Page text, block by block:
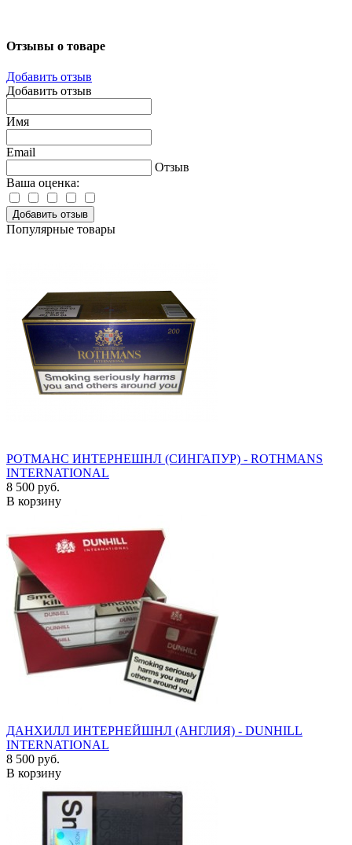
Отзывы о товаре
Добавить отзыв
Добавить отзыв
Имя
Email
Отзыв
Ваша оценка:
Добавить отзыв
Популярные товары
РОТМАНС ИНТЕРНЕШНЛ (СИНГАПУР) - ROTHMANS
INTERNATIONAL
8 500 руб.
В корзину
ДАНХИЛЛ ИНТЕРНЕЙШНЛ (АНГЛИЯ) - DUNHILL
INTERNATIONAL
8 500 руб.
В корзину